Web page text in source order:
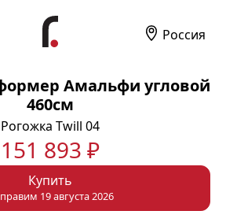
Россия
Амальфи угловой
460см
Рогожка Twill 04
151 893 ₽
Купить
19 августа 2026